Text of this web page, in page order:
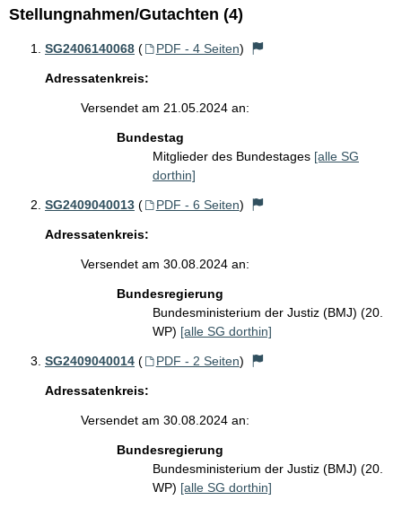
Stellungnahmen/Gutachten (4)
SG2406140068 ( PDF - 4 Seiten)
Adressatenkreis:
Versendet am 21.05.2024 an:
Bundestag
Mitglieder des Bundestages [alle SG
dorthin]
SG2409040013 ( PDF - 6 Seiten)
Adressatenkreis:
Versendet am 30.08.2024 an:
Bundesregierung
Bundesministerium der Justiz (BMJ) (20.
WP) [alle SG dorthin]
SG2409040014 ( PDF - 2 Seiten)
Adressatenkreis:
Versendet am 30.08.2024 an:
Bundesregierung
Bundesministerium der Justiz (BMJ) (20.
WP) [alle SG dorthin]